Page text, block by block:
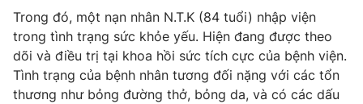
Trong đó, một nạn nhân N.T.K (84 tuổi) nhập viện
trong tình trạng sức khỏe yếu. Hiện đang được theo
dõi và điều trị tại khoa hồi sức tích cực của bệnh viện.
Tình trạng của bệnh nhân tương đối nặng với các tổn
thương như bỏng đường thở, bỏng da, và có các dấu